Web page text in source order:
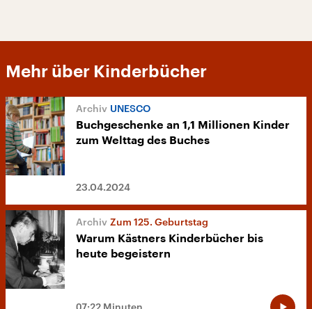
Mehr über Kinderbücher
UNESCO
Buchgeschenke an 1,1 Millionen Kinder
zum Welttag des Buches
23.04.2024
Zum 125. Geburtstag
Warum Kästners Kinderbücher bis
heute begeistern
07:22 Minuten